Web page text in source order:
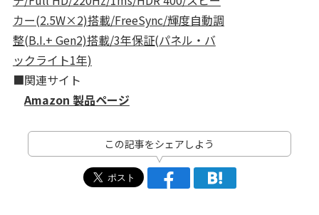
カー(2.5W×2)搭載/FreeSync/輝度自動調
整(B.I.+ Gen2)搭載/3年保証(パネル・バ
ックライト1年)
■関連サイト
Amazon 製品ページ
この記事をシェアしよう